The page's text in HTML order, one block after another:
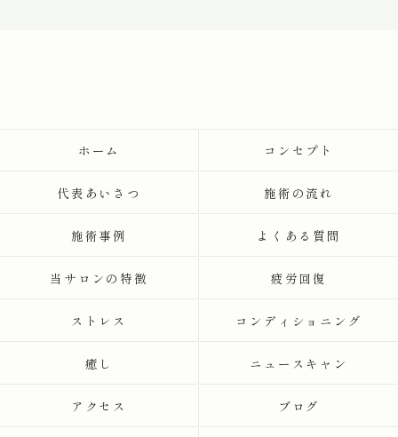
ホーム コンセプト
代表あいさつ 施術の流れ
施術事例 よくある質問
当サロンの特徴 疲労回復
ストレス コンディショニング
癒し ニュースキャン
アクセス ブログ